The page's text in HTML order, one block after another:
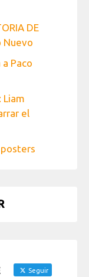
DE
Nuevo
Paco
Liam
el
posters
Seguir